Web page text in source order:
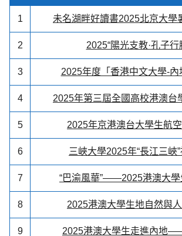
1 未名湖畔好讀書2025北京大學
2 2025“陽光支教·孔子行
3 2025年度「香港中文大學-內
4 2025年第三屆全國高校港澳台
5 2025年京港澳台大學生航
6 三峽大學2025年“長江三峽
7 “巴渝風華”——2025港澳大學
8 2025港澳大學生地自然與
9 2025港澳大學生走進內地